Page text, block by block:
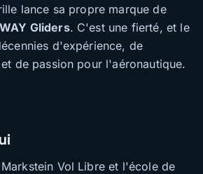
lance sa propre marque de
WAY Gliders. C'est une fierté, et le
d'expérience, de
de passion pour l'aéronautique.
Vol Libre et l'école de